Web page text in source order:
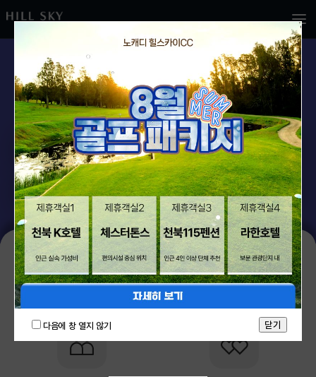
힐스카이 컨트리클럽이
골프 혁신 패러다임을 만들어갑니다.
예약하기
조인예약
다음에 창 열지 않기